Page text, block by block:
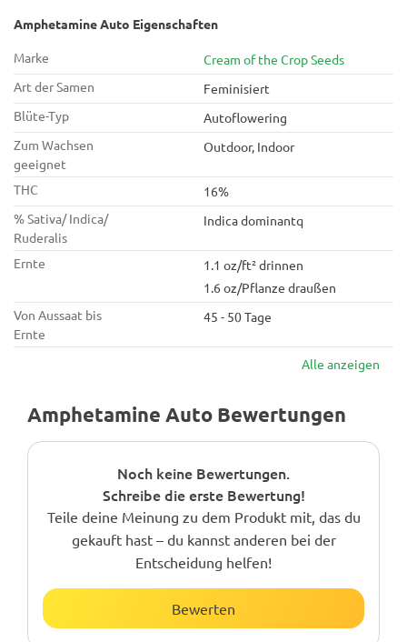
Amphetamine Auto Eigenschaften
Marke
Cream of the Crop Seeds
Art der Samen
Feminisiert
Blüte-Typ
Autoflowering
Zum Wachsen
geeignet
Outdoor, Indoor
THC
16%
% Sativa/ Indica/
Ruderalis
Indica dominantq
Ernte
1.1 oz/ft² drinnen
1.6 oz/Pflanze draußen
Von Aussaat bis
Ernte
45 - 50 Tage
Alle anzeigen
Amphetamine Auto Bewertungen
Noch keine Bewertungen.
Schreibe die erste Bewertung!
Teile deine Meinung zu dem Produkt mit, das du
gekauft hast – du kannst anderen bei der
Entscheidung helfen!
Bewerten